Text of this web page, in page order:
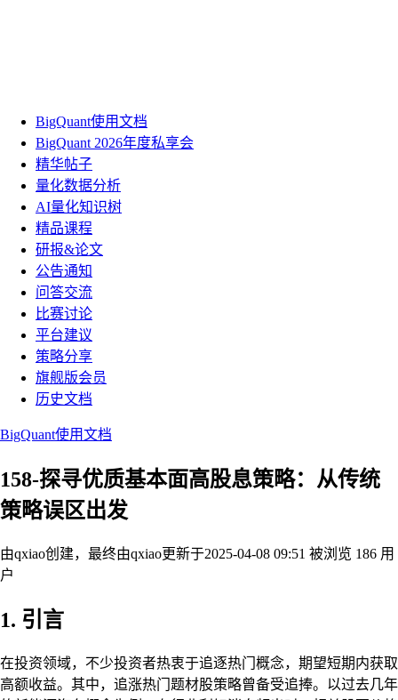
BigQuant使用文档
BigQuant 2026年度私享会
精华帖子
量化数据分析
AI量化知识树
精品课程
研报&论文
公告通知
问答交流
比赛讨论
平台建议
策略分享
旗舰版会员
历史文档
BigQuant使用文档
158-探寻优质基本面高股息策略：从传统
策略误区出发
由qxiao创建，最终由qxiao更新于2025-04-08 09:51 被浏览 186 用
户
1. 引言
在投资领域，不少投资者热衷于追逐热门概念，期望短期内获取
高额收益。其中，追涨热门题材股策略曾备受追捧。以过去几年